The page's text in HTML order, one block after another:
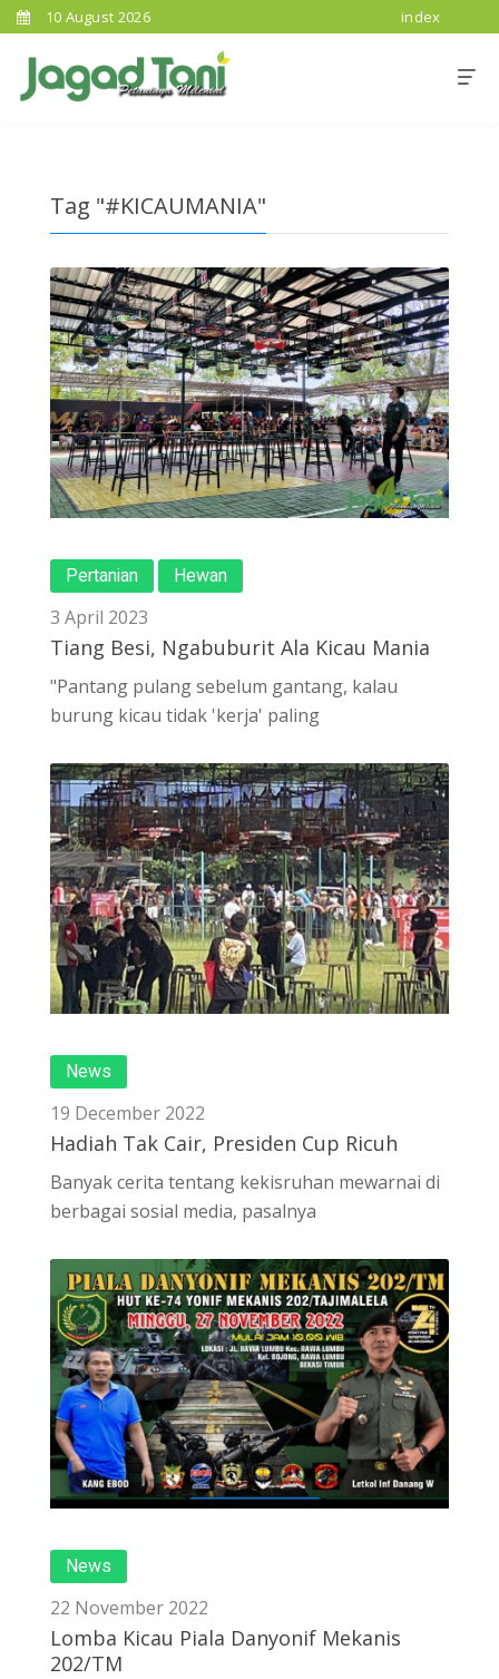
10 August 2026 index
Tag "#KICAUMANIA"
Pertanian Hewan
3 April 2023
Tiang Besi, Ngabuburit Ala Kicau Mania
"Pantang pulang sebelum gantang, kalau
burung kicau tidak 'kerja' paling
News
19 December 2022
Hadiah Tak Cair, Presiden Cup Ricuh
Banyak cerita tentang kekisruhan mewarnai di
berbagai sosial media, pasalnya
News
22 November 2022
Lomba Kicau Piala Danyonif Mekanis
202/TM